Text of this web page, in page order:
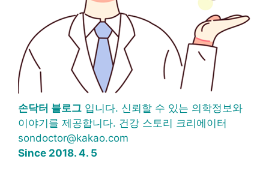
손닥터 블로그 입니다. 신뢰할 수 있는 의학정보와
이야기를 제공합니다. 건강 스토리 크리에이터
sondoctor@kakao.com
Since 2018. 4. 5